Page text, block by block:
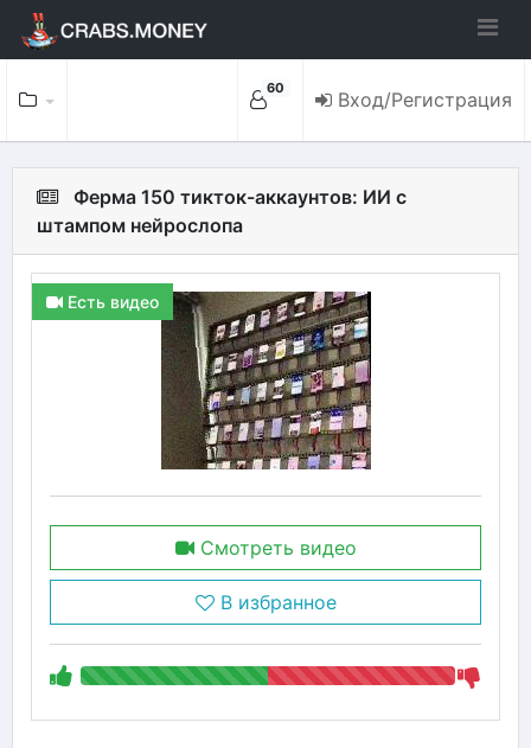
60 Вход/Регистрация
Ферма 150 тикток-аккаунтов: ИИ с
штампом нейрослопа
Есть видео
Смотреть видео
В избранное